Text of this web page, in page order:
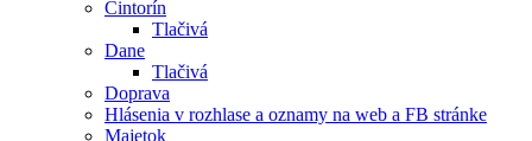
Cintorín
Tlačivá
Dane
Tlačivá
Doprava
Hlásenia v rozhlase a oznamy na web a FB stránke
Majetok